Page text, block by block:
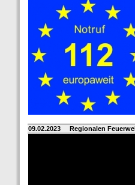
09.02.2023 Regionalen